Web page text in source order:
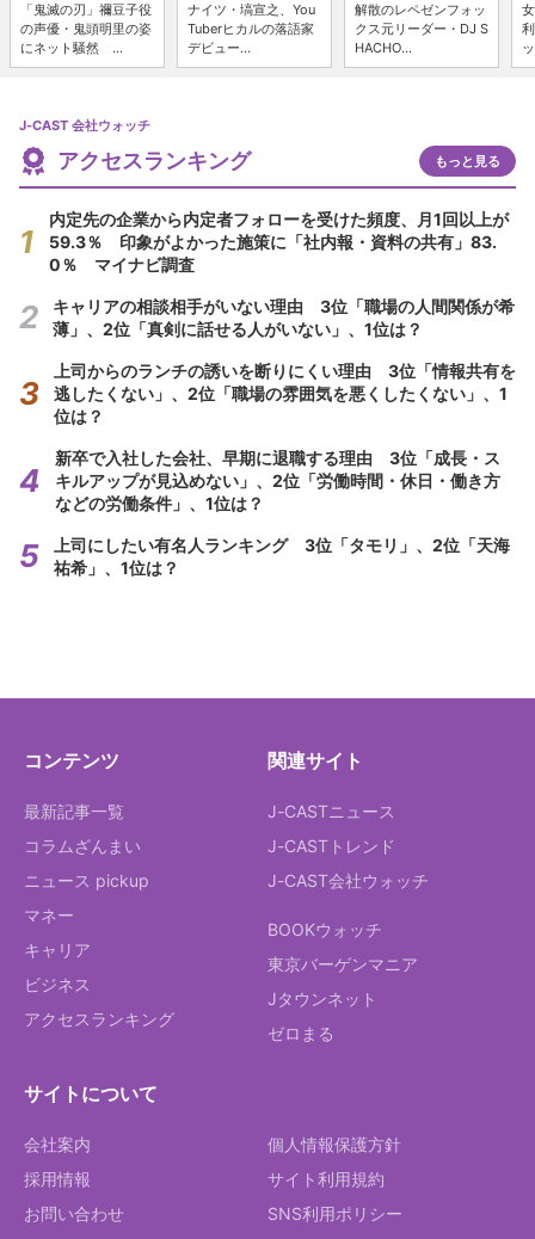
「鬼滅の刃」禰豆子役
の声優・鬼頭明里の姿
にネット騒然 ...
ナイツ・塙宣之、You
Tuberヒカルの落語家
デビュー...
解散のレペゼンフォッ
クス元リーダー・DJ S
HACHO...
J-CAST 会社ウォッチ
アクセスランキング もっと見る
内定先の企業から内定者フォローを受けた頻度、月1回以上が
59.3％ 印象がよかった施策に「社内報・資料の共有」83.
0％ マイナビ調査
キャリアの相談相手がいない理由 3位「職場の人間関係が希
薄」、2位「真剣に話せる人がいない」、1位は？
上司からのランチの誘いを断りにくい理由 3位「情報共有を
逃したくない」、2位「職場の雰囲気を悪くしたくない」、1
位は？
新卒で入社した会社、早期に退職する理由 3位「成長・ス
キルアップが見込めない」、2位「労働時間・休日・働き方
などの労働条件」、1位は？
上司にしたい有名人ランキング 3位「タモリ」、2位「天海
祐希」、1位は？
コンテンツ
最新記事一覧
コラムざんまい
ニュース pickup
マネー
キャリア
ビジネス
アクセスランキング
関連サイト
J-CASTニュース
J-CASTトレンド
J-CAST会社ウォッチ
BOOKウォッチ
東京バーゲンマニア
Jタウンネット
ゼロまる
サイトについて
会社案内
採用情報
お問い合わせ
個人情報保護方針
サイト利用規約
SNS利用ポリシー